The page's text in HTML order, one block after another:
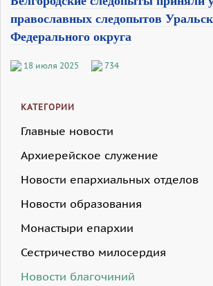
православных следопытов
Федерального округа
18 июля 2025 734
КАТЕГОРИИ
Главные новости
Архиерейское служение
Новости епархиальных отделов
Новости образования
Монастыри епархии
Сестричество милосердия
Новости благочиний